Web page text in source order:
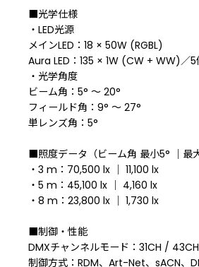
■光学仕様
・LED光源
メインLED：18 × 50W (RGBL)
Aura LED：135 × 1W (CW + WW)／
・光学角度
ビーム角：5° 〜 20°
フィールド角：9° 〜 27°
単レンズ角：5°
■照度データ（ビーム角 最小5° ｜最
・3 m：70,500 lx ｜ 11,100 lx
・5 m：45,100 lx ｜ 4,160 lx
・8 m：23,800 lx ｜ 1,730 lx
■制御・性能
DMXチャンネルモード：31CH /
制御方式：RDM、Art-Net、sACN、